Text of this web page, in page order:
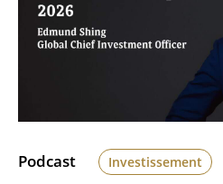
Podcast Investissement